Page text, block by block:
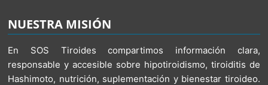
NUESTRA MISIÓN
En SOS Tiroides compartimos información clara,
responsable y accesible sobre hipotiroidismo, tiroiditis de
Hashimoto, nutrición, suplementación y bienestar tiroideo.